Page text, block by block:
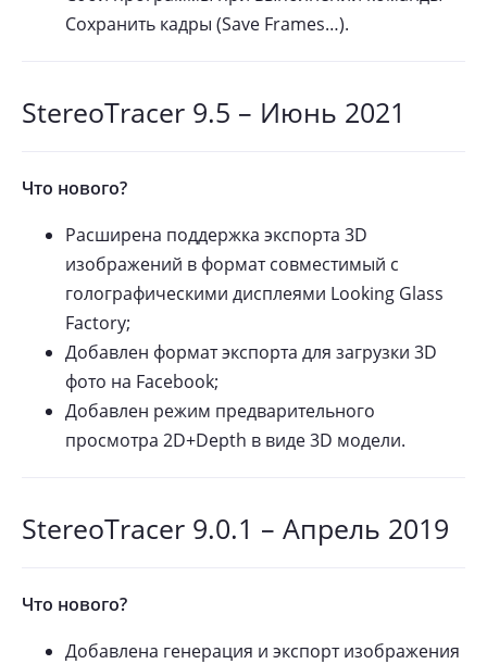
Сохранить кадры (Save Frames…).
StereoTracer 9.5 – Июнь 2021
Что нового?
Расширена поддержка экспорта 3D
изображений в формат совместимый с
голографическими дисплеями Looking Glass
Factory;
Добавлен формат экспорта для загрузки 3D
фото на Facebook;
Добавлен режим предварительного
просмотра 2D+Depth в виде 3D модели.
StereoTracer 9.0.1 – Апрель 2019
Что нового?
Добавлена генерация и экспорт изображения